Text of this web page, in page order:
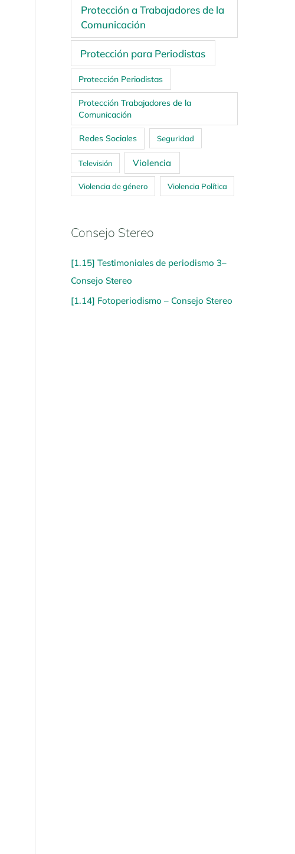
Protección a Trabajadores de la
Comunicación
Protección para Periodistas
Protección Periodistas
Protección Trabajadores de la
Comunicación
Redes Sociales Seguridad
Televisión Violencia
Violencia de género Violencia Política
Consejo Stereo
[1.15] Testimoniales de periodismo 3–
Consejo Stereo
[1.14] Fotoperiodismo – Consejo Stereo